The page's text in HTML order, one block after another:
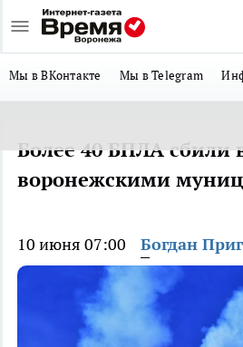
Мы в ВКонтакте Мы в Telegram
Более 40 БПЛА сбили
воронежскими
10 июня 07:00 Богдан